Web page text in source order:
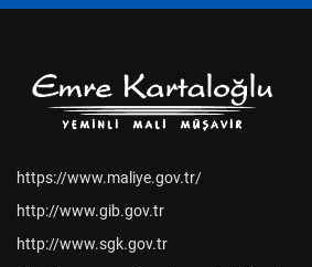
https://www.maliye.gov.tr/
http://www.gib.gov.tr
http://www.sgk.gov.tr